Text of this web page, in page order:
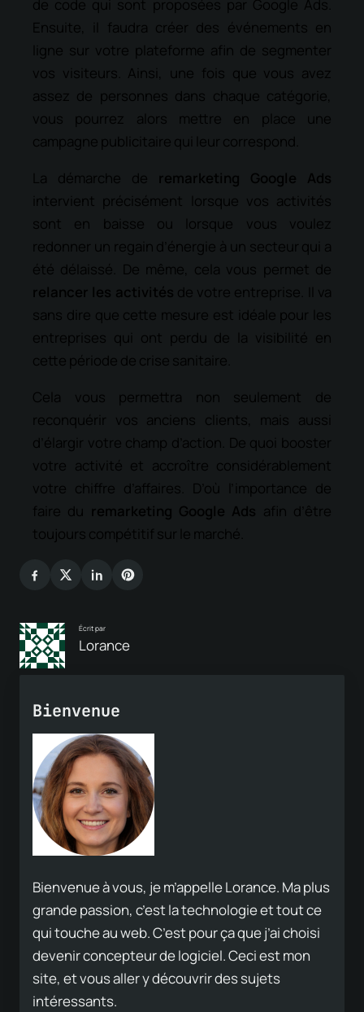
de code qui sont proposées par Google Ads.
Ensuite, il faudra créer des événements en
ligne sur votre plateforme afin de segmenter
vos visiteurs. Ainsi, une fois que vous avez
assez de personnes dans chaque catégorie,
vous pourrez alors mettre en place une
campagne publicitaire qui leur correspond.
La démarche de remarketing Google Ads
intervient précisément lorsque vos activités
sont en baisse ou lorsque vous voulez
redonner un regain d’énergie à un secteur qui a
été délaissé. De même, cela vous permet de
relancer les activités de votre entreprise. Il va
sans dire que cette mesure est idéale pour les
entreprises qui ont perdu de la visibilité en
cette période de crise sanitaire.
Cela vous permettra non seulement de
reconquérir vos anciens clients, mais aussi
d’élargir votre champ d’action. De quoi booster
votre activité et accroître considérablement
votre chiffre d’affaires. D’où l’importance de
faire du remarketing Google Ads afin d’être
toujours compétitif sur le marché.
Écrit par
Lorance
Bienvenue
Bienvenue à vous, je m’appelle Lorance. Ma plus
grande passion, c’est la technologie et tout ce
qui touche au web. C’est pour ça que j’ai choisi
devenir concepteur de logiciel. Ceci est mon
site, et vous aller y découvrir des sujets
intéressants.